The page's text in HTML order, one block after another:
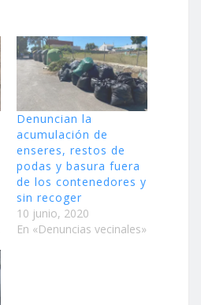
Denuncian la
acumulación de
enseres, restos de
podas y basura fuera
de los contenedores y
sin recoger
10 junio, 2020
En «Denuncias vecinales»